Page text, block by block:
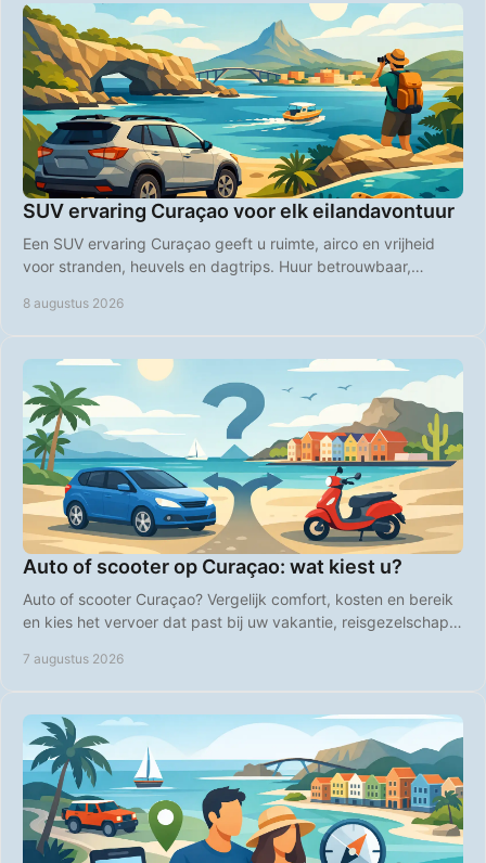
SUV ervaring Curaçao voor elk eilandavontuur
Een SUV ervaring Curaçao geeft u ruimte, airco en vrijheid
voor stranden, heuvels en dagtrips. Huur betrouwbaar,
8 augustus 2026
Auto of scooter op Curaçao: wat kiest u?
Auto of scooter Curaçao? Vergelijk comfort, kosten en bereik
en kies het vervoer dat past bij uw vakantie, reisgezelschap
7 augustus 2026